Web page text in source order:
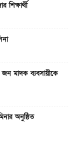
জন মাদক ব্যবসায়ীকে
অনুষ্ঠিত